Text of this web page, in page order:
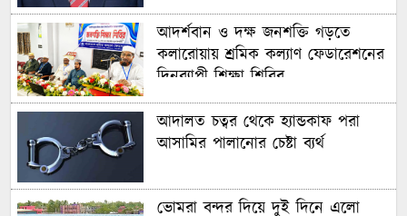
আদর্শবান ও দক্ষ জনশক্তি গড়তে
কলারোয়ায় শ্রমিক কল্যাণ ফেডারেশনের
দিনব্যাপী শিক্ষা শিবির
আদালত চত্বর থেকে হ্যান্ডকাফ পরা
আসামির পালানোর চেষ্টা ব্যর্থ
ভোমরা বন্দর দিয়ে দুই দিনে এলো